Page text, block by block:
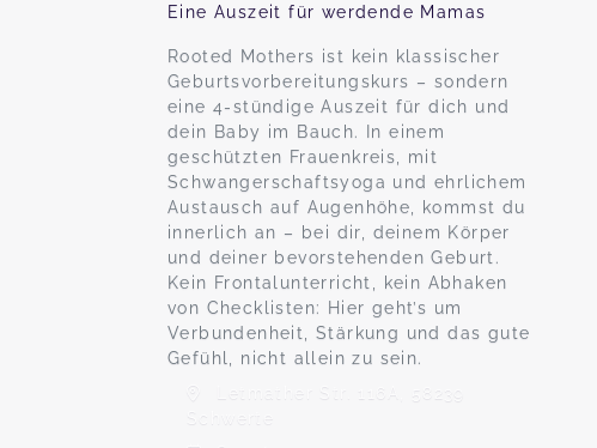
Eine Auszeit für werdende Mamas
Rooted Mothers ist kein klassischer
Geburtsvorbereitungskurs – sondern
eine 4-stündige Auszeit für dich und
dein Baby im Bauch. In einem
geschützten Frauenkreis, mit
Schwangerschaftsyoga und ehrlichem
Austausch auf Augenhöhe, kommst du
innerlich an – bei dir, deinem Körper
und deiner bevorstehenden Geburt.
Kein Frontalunterricht, kein Abhaken
von Checklisten: Hier geht’s um
Verbundenheit, Stärkung und das gute
Gefühl, nicht allein zu sein.
Letmather Str. 116A, 58239
Schwerte